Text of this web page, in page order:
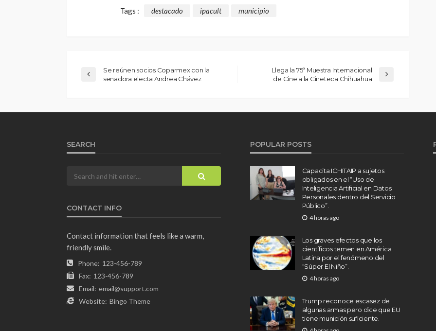
Tags : destacado ipacult municipio
Se reúnen socios Coparmex con la
senadora electa Andrea Chávez
Llega la 75ª Muestra Internacional
de Cine a la Cineteca Chihuahua
SEARCH
CONTACT INFO
Contact information that feels like a warm,
friendly smile.
Phone: 123-456-789
Fax: 123-456-789
Email: email@support.com
Website: Bingo Theme
POPULAR POSTS
Capacita ICHITAIP a sujetos
obligados en el “Uso de
Inteligencia Artificial en Datos
Personales dentro del Servicio
Público”.
4 horas ago
Los graves efectos que los
científicos temen en América
Latina por el fenómeno del
“Súper El Niño”.
4 horas ago
Trump reconoce escasez de
algunas armas pero dice que EU
tiene munición suficiente.